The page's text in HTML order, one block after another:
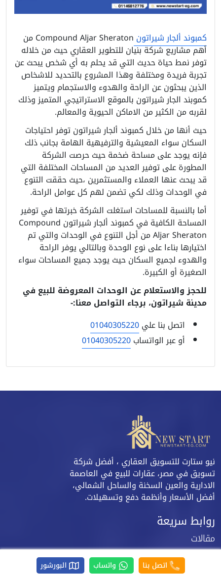
كمبوند ألجار شيراتون
Compound Aljar Sheraton من
أهم مشاريع شركة بنيان للتطوير العقاري حيث من خلاله
توفر نمط حياة حديث التي قد يحلم به أي شخص يبحث عن
تجربة فريدة ومختلفة وهذا المشروع بالتحديد للاشخاص
الذين يبحثون عن الراحة والهدوء والاستجمام ويتميز
كموبند الجار شيراتون بالموقع الاستراتيجي المتميز وذلك
لقربه من الكثير من الاماكن الحيوية والمعالم.
حيث أنها من خلال كمبوند ألجار شيراتون توفر احتياجات
السكان سواء المعيشية والترفيهية الهامة بجانب ذلك
فإنه يوجد على مساحة ضخمة حيث حرصت الشركة
المطورة على توفير العديد من المساحات المختلفة التي
قد يبحث عنها العملاء والمستثمرين ،حيث حققت التنوع
في الوحدات وذلك لكي تضمن لهم كل عوامل الراحة.
أما بالنسبة للمساحات استغلت الشركة خبرتها في توفير
المساحة الكافية في كمبوند ألجار شيراتون Compound
Aljar Sheraton من أجل التنوع في الوحدات والتي تم
اختيارها بناءا على نوع الوحدة وبالتالي يوفر الراحة
والهدوء لجميع السكان حيث يوجد جميع المساحات سواء
الصغيرة أو الكبيرة.
للحجز والاستعلام عن الوحدات المعروضة للبيع في
مدينة شيراتون، برجاء التواصل معنا:-
اتصل بنا علي01040305220
أو عبر الواتساب01040305220
نيو ستارت للتسويق العقاري ، أفضل شركة
تسويق في مصر، عقارات للبيع في العاصمة
الادارية والعين السخنة والساحل الشمالي،
أفضل الأسعار وأنظمة دفع وتسهيلات.
روابط سريعة
مقالات
تواصل معنا
اتصل بنا واتساب البورشور